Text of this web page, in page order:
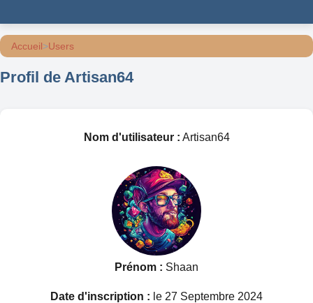
Accueil>Users
Profil de Artisan64
Nom d'utilisateur : Artisan64
Prénom : Shaan
Date d'inscription : le 27 Septembre 2024